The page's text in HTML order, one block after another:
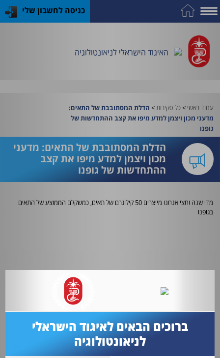
כניסה לחשבון שלי
האיגוד הישראלי לניאונטולוגיה
על
האיגוד
פרסומי
האיגוד
התמחות
במקצוע
כח
אדם
וציוד
כלים
שימושיים
כנס
האיגוד
עמוד ראשי>כל סקירות> הדלת המסתובבת של התאים:
מדעני מכון ויצמן למדע מיפו את קצב ההתחדשות של
גופנו
הדלת המסתובבת של התאים: מדעני
מכון ויצמן למדע מיפו את קצב
ההתחדשות של גופנו
מדי שנה וחצי אנחנו מייצרים 50 קילוגרם של תאים, כמשקלם הממוצע של התאים
בגופנו
ברוכים הבאים לאיגוד הישראלי
לניאונטולוגיה